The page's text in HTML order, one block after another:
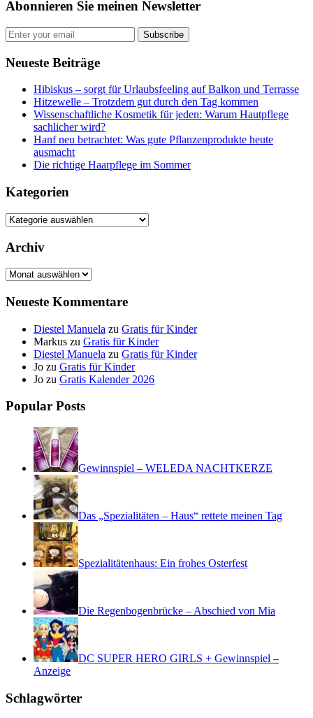
Abonnieren Sie meinen Newsletter
Subscribe
Neueste Beiträge
Hibiskus – sorgt für Urlaubsfeeling auf Balkon und Terrasse
Hitzewelle – Trotzdem gut durch den Tag kommen
Wissenschaftliche Kosmetik für jeden: Warum Hautpflege
sachlicher wird?
Hanf neu betrachtet: Was gute Pflanzenprodukte heute
ausmacht
Die richtige Haarpflege im Sommer
Kategorien
Kategorien
Archiv
Archiv
Neueste Kommentare
Diestel Manuela zu Gratis für Kinder
Markus zu Gratis für Kinder
Diestel Manuela zu Gratis für Kinder
Jo zu Gratis für Kinder
Jo zu Gratis Kalender 2026
Popular Posts
Gewinnspiel – WELEDA NACHTKERZE
Das „Spezialitäten – Haus“ rettete meinen Tag
Spezialitätenhaus: Ein frohes Osterfest
Die Regenbogenbrücke – Abschied von Mia
DC SUPER HERO GIRLS + Gewinnspiel –
Anzeige
Schlagwörter